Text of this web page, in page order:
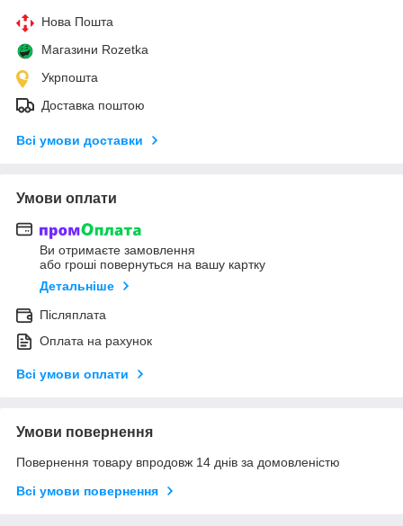
Нова Пошта
Магазини Rozetka
Укрпошта
Доставка поштою
Всі умови доставки
Умови оплати
Ви отримаєте замовлення
або гроші повернуться на вашу картку
Детальніше
Післяплата
Оплата на рахунок
Всі умови оплати
Умови повернення
Повернення товару впродовж 14 днів за домовленістю
Всі умови повернення